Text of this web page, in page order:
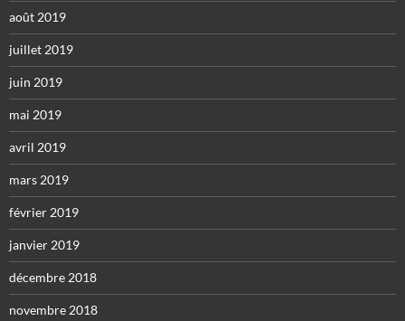
août 2019
juillet 2019
juin 2019
mai 2019
avril 2019
mars 2019
février 2019
janvier 2019
décembre 2018
novembre 2018